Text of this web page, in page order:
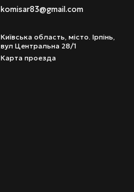
komisar83@gmail.com
Київська область, місто. Ірпінь,
вул Центральна 28/1
Карта проезда